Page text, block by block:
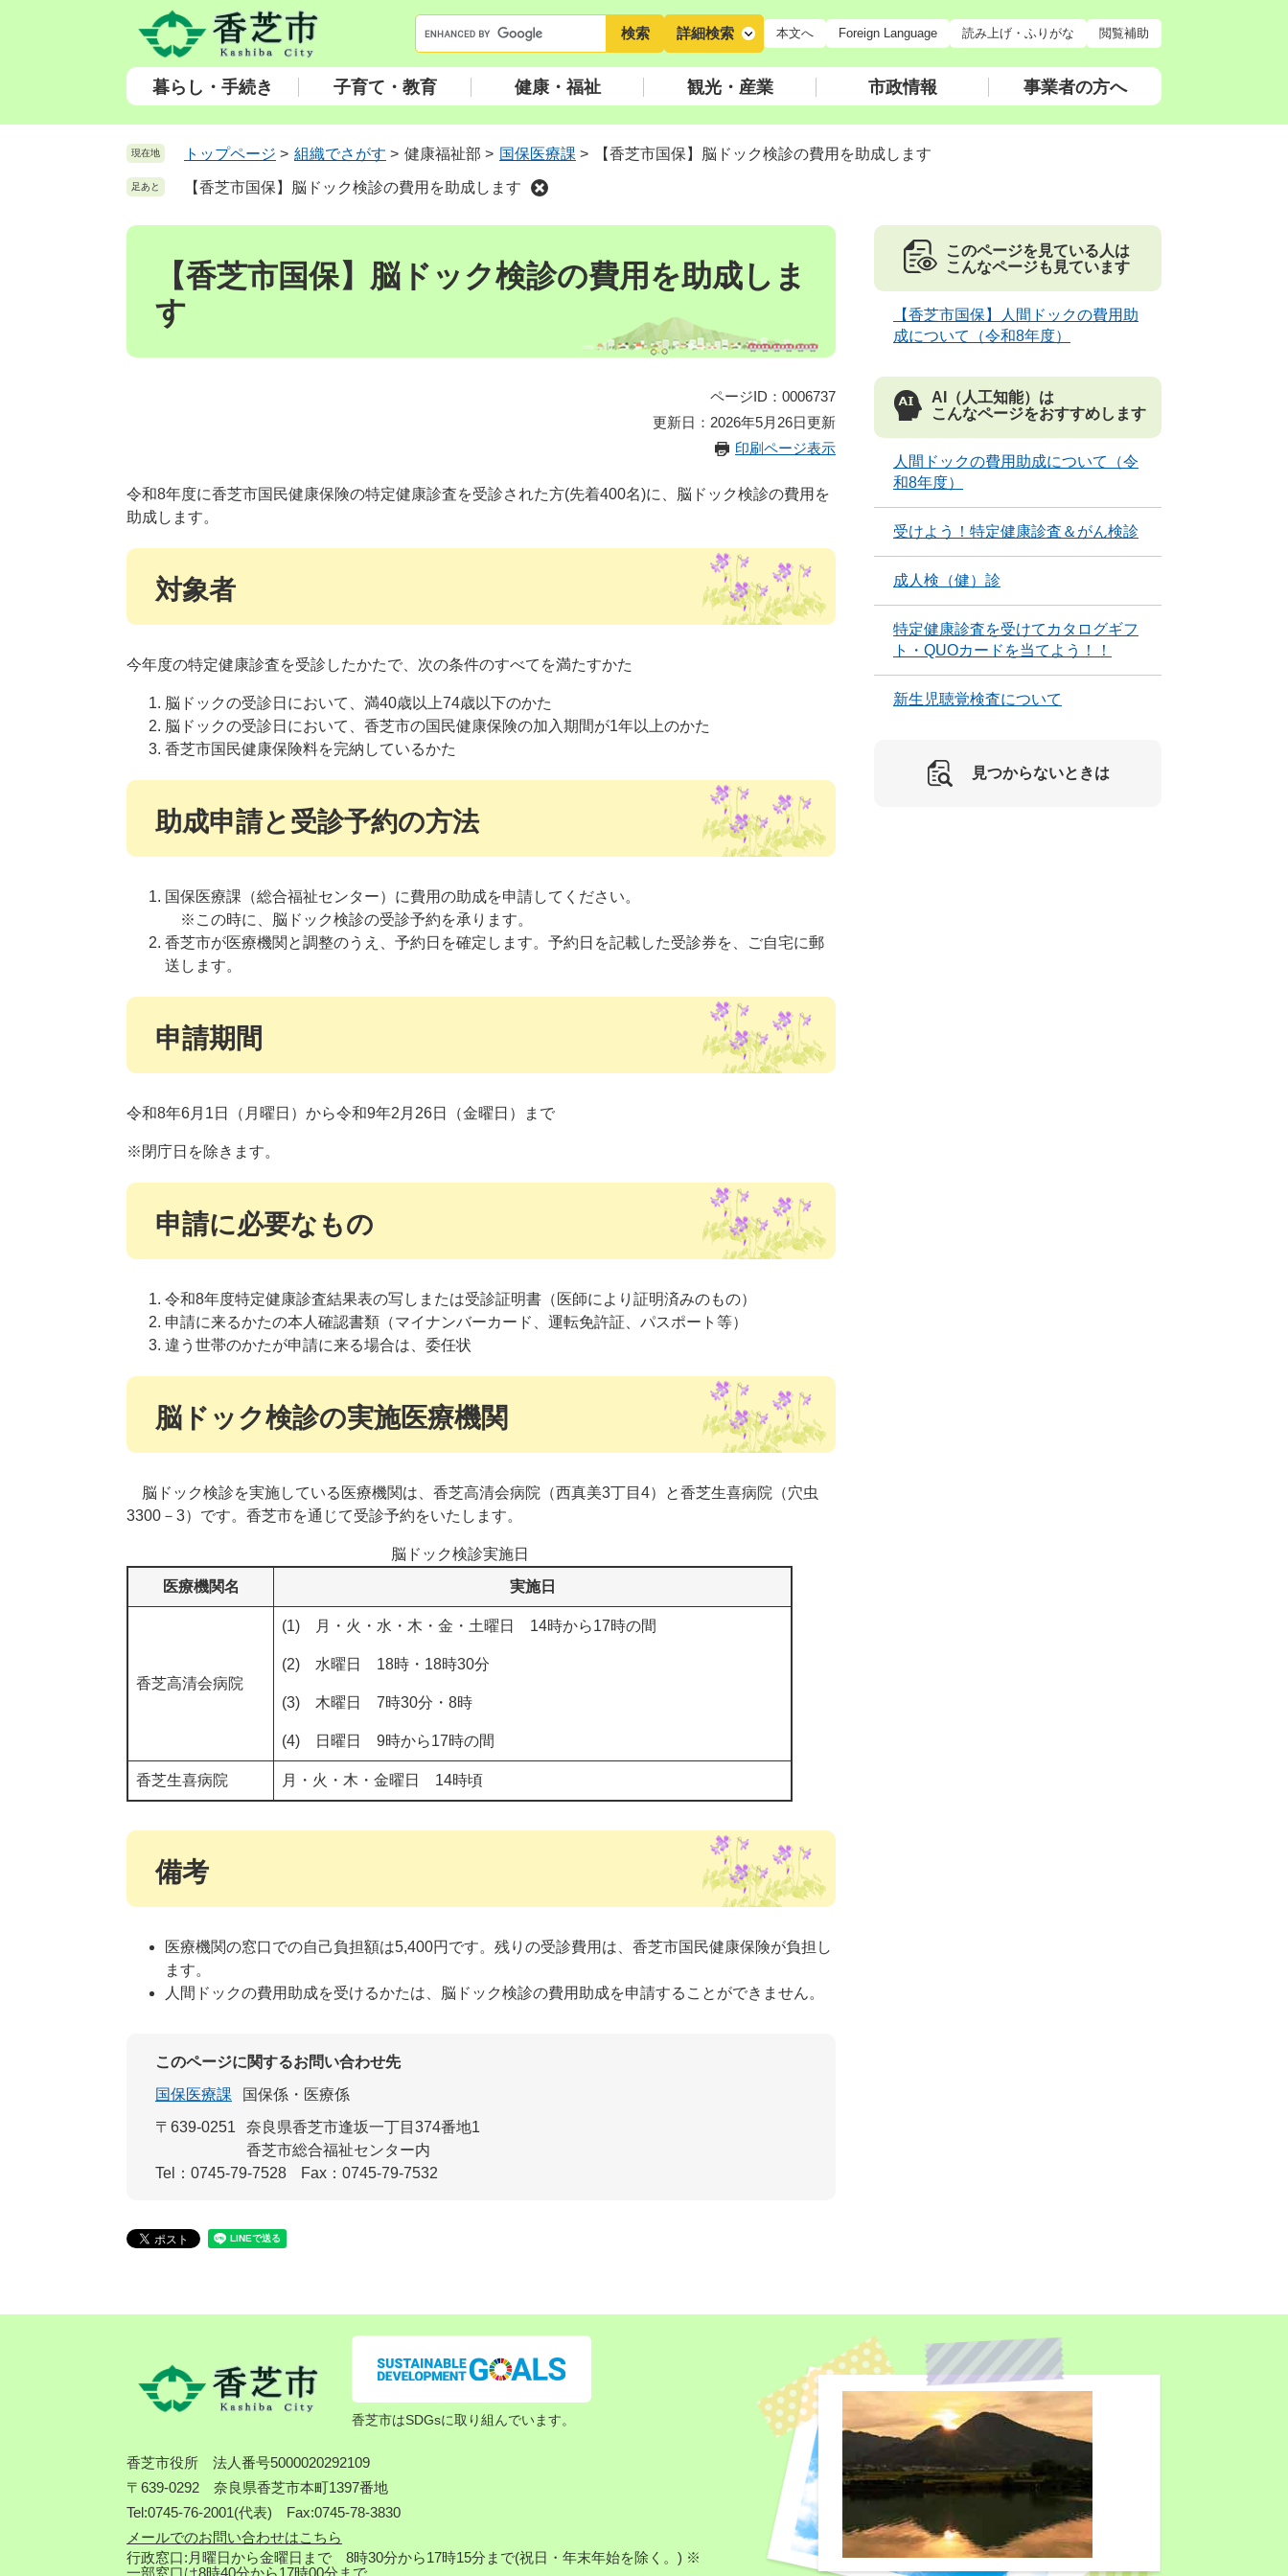
頭
飛
ー
ワ
ー
索
詳細検索 本文へ Foreign Language 読み上げ・ふりがな 閲覧補助
暮らし・手続き 子育て・教育 健康・福祉 観光・産業 市政情報 事業者の方へ
現在地 トップページ > 組織でさがす > 健康福祉部 > 国保医療課 > 【香芝市国保】脳ドック検診の費用を助成します
足あと 【香芝市国保】脳ドック検診の費用を助成します
本
【香芝市国保】脳ドック検診の費用を助成しま
す
ページID：0006737
更新日：2026年5月26日更新
印刷ページ表示
令和8年度に香芝市国民健康保険の特定健康診査を受診された方(先着400名)に、脳ドック検診の費用を
助成します。
対象者
今年度の特定健康診査を受診したかたで、次の条件のすべてを満たすかた
脳ドックの受診日において、満40歳以上74歳以下のかた
脳ドックの受診日において、香芝市の国民健康保険の加入期間が1年以上のかた
香芝市国民健康保険料を完納しているかた
助成申請と受診予約の方法
国保医療課（総合福祉センター）に費用の助成を申請してください。
※この時に、脳ドック検診の受診予約を承ります。
香芝市が医療機関と調整のうえ、予約日を確定します。予約日を記載した受診券を、ご自宅に郵
送します。
申請期間
令和8年6月1日（月曜日）から令和9年2月26日（金曜日）まで
※閉庁日を除きます。
申請に必要なもの
令和8年度特定健康診査結果表の写しまたは受診証明書（医師により証明済みのもの）
申請に来るかたの本人確認書類（マイナンバーカード、運転免許証、パスポート等）
違う世帯のかたが申請に来る場合は、委任状
脳ドック検診の実施医療機関
脳ドック検診を実施している医療機関は、香芝高清会病院（西真美3丁目4）と香芝生喜病院（穴虫
3300－3）です。香芝市を通じて受診予約をいたします。
脳ドック検診実施日
医療機関名
実施日
香芝高清会病院
(1) 月・火・水・木・金・土曜日 14時から17時の間
(2) 水曜日 18時・18時30分
(3) 木曜日 7時30分・8時
(4) 日曜日 9時から17時の間
香芝生喜病院 月・火・木・金曜日 14時頃
備考
医療機関の窓口での自己負担額は5,400円です。残りの受診費用は、香芝市国民健康保険が負担し
ます。
人間ドックの費用助成を受けるかたは、脳ドック検診の費用助成を申請することができません。
このページに関するお問い合わせ先
国保医療課
国保係・医療係
〒639-0251
奈良県香芝市逢坂一丁目374番地1
香芝市総合福祉センター内
Tel：0745-79-7528
Fax：0745-79-7532
このページを見ている人は
こんなページも見ています
【香芝市国保】人間ドックの費用助
成について（令和8年度）
AI（人工知能）は
こんなページをおすすめします
人間ドックの費用助成について（令
和8年度）
受けよう！特定健康診査＆がん検診
成人検（健）診
特定健康診査を受けてカタログギフ
ト・QUOカードを当てよう！！
新生児聴覚検査について
見つからないときは
香芝市はSDGsに取り組んでいます。
香芝市役所
法人番号5000020292109
〒639-0292 奈良県香芝市本町1397番地
Tel:0745-76-2001(代表) Fax:0745-78-3830
メールでのお問い合わせはこちら
行政窓口:月曜日から金曜日まで 8時30分から17時15分まで(祝日・年末年始を除く。) ※
一部窓口は8時40分から17時00分まで